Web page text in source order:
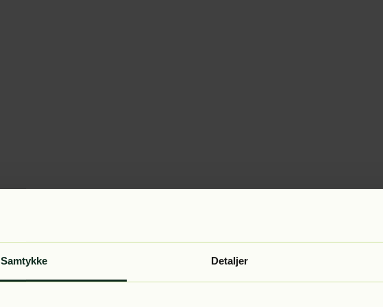
Samtykke Detaljer